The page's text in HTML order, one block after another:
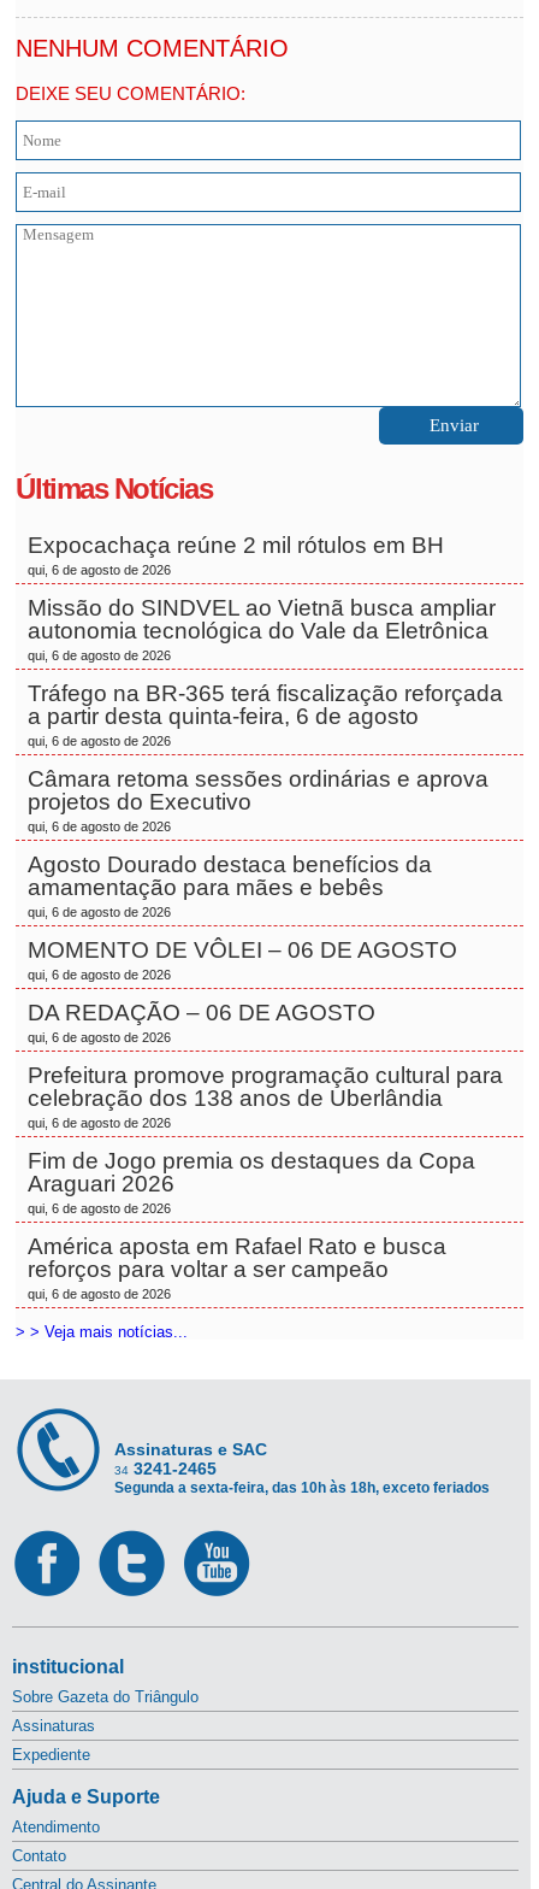
NENHUM COMENTÁRIO
DEIXE SEU COMENTÁRIO:
Últimas Notícias
Expocachaça reúne 2 mil rótulos em BH
qui, 6 de agosto de 2026
Missão do SINDVEL ao Vietnã busca ampliar
autonomia tecnológica do Vale da Eletrônica
qui, 6 de agosto de 2026
Tráfego na BR-365 terá fiscalização reforçada
a partir desta quinta-feira, 6 de agosto
qui, 6 de agosto de 2026
Câmara retoma sessões ordinárias e aprova
projetos do Executivo
qui, 6 de agosto de 2026
Agosto Dourado destaca benefícios da
amamentação para mães e bebês
qui, 6 de agosto de 2026
MOMENTO DE VÔLEI – 06 DE AGOSTO
qui, 6 de agosto de 2026
DA REDAÇÃO – 06 DE AGOSTO
qui, 6 de agosto de 2026
Prefeitura promove programação cultural para
celebração dos 138 anos de Uberlândia
qui, 6 de agosto de 2026
Fim de Jogo premia os destaques da Copa
Araguari 2026
qui, 6 de agosto de 2026
América aposta em Rafael Rato e busca
reforços para voltar a ser campeão
qui, 6 de agosto de 2026
> > Veja mais notícias...
Assinaturas e SAC
34 3241-2465
Segunda a sexta-feira, das 10h às 18h, exceto feriados
institucional
Sobre Gazeta do Triângulo
Assinaturas
Expediente
Ajuda e Suporte
Atendimento
Contato
Central do Assinante